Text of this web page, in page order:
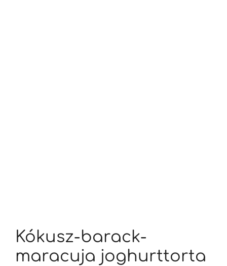
Kókusz-barack-
maracuja joghurttorta